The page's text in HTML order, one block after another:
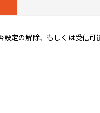
定の解除、もしくは受信可